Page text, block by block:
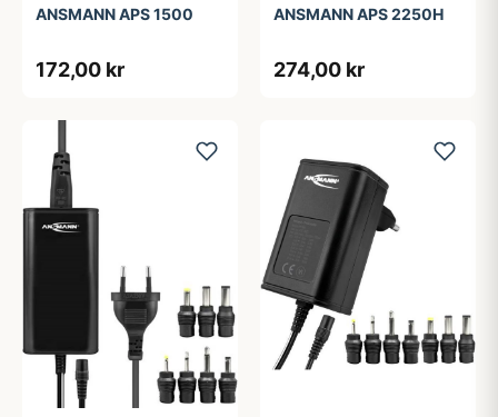
ANSMANN APS 1500
172,00 kr
ANSMANN APS 2250H
274,00 kr